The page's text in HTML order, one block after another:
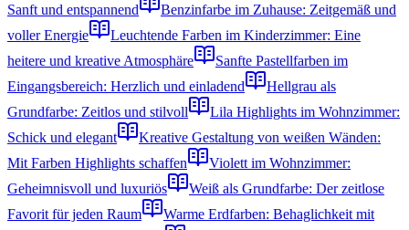
Sanft und entspannend
Benzinfarbe im Zuhause: Zeitgemäß und
voller Energie
Leuchtende Farben im Kinderzimmer: Eine
heitere und kreative Atmosphäre
Sanfte Pastellfarben im
Eingangsbereich: Herzlich und einladend
Hellgrau als
Grundfarbe: Zeitlos und stilvoll
Lila Highlights im Wohnzimmer:
Schick und elegant
Kreative Gestaltung von weißen Wänden:
Mit Farben Highlights schaffen
Violett im Wohnzimmer:
Geheimnisvoll und luxuriös
Weiß als Grundfarbe: Der zeitlose
Favorit für jeden Raum
Warme Erdfarben: Behaglichkeit mit